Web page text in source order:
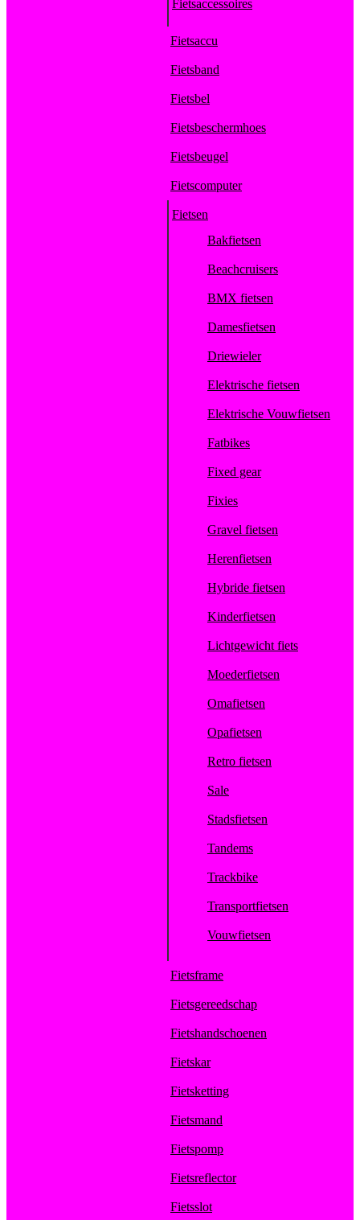
Fietsaccessoires
Fietsaccu
Fietsband
Fietsbel
Fietsbeschermhoes
Fietsbeugel
Fietscomputer
Fietsen
Bakfietsen
Beachcruisers
BMX fietsen
Damesfietsen
Driewieler
Elektrische fietsen
Elektrische Vouwfietsen
Fatbikes
Fixed gear
Fixies
Gravel fietsen
Herenfietsen
Hybride fietsen
Kinderfietsen
Lichtgewicht fiets
Moederfietsen
Omafietsen
Opafietsen
Retro fietsen
Sale
Stadsfietsen
Tandems
Trackbike
Transportfietsen
Vouwfietsen
Fietsframe
Fietsgereedschap
Fietshandschoenen
Fietskar
Fietsketting
Fietsmand
Fietspomp
Fietsreflector
Fietsslot